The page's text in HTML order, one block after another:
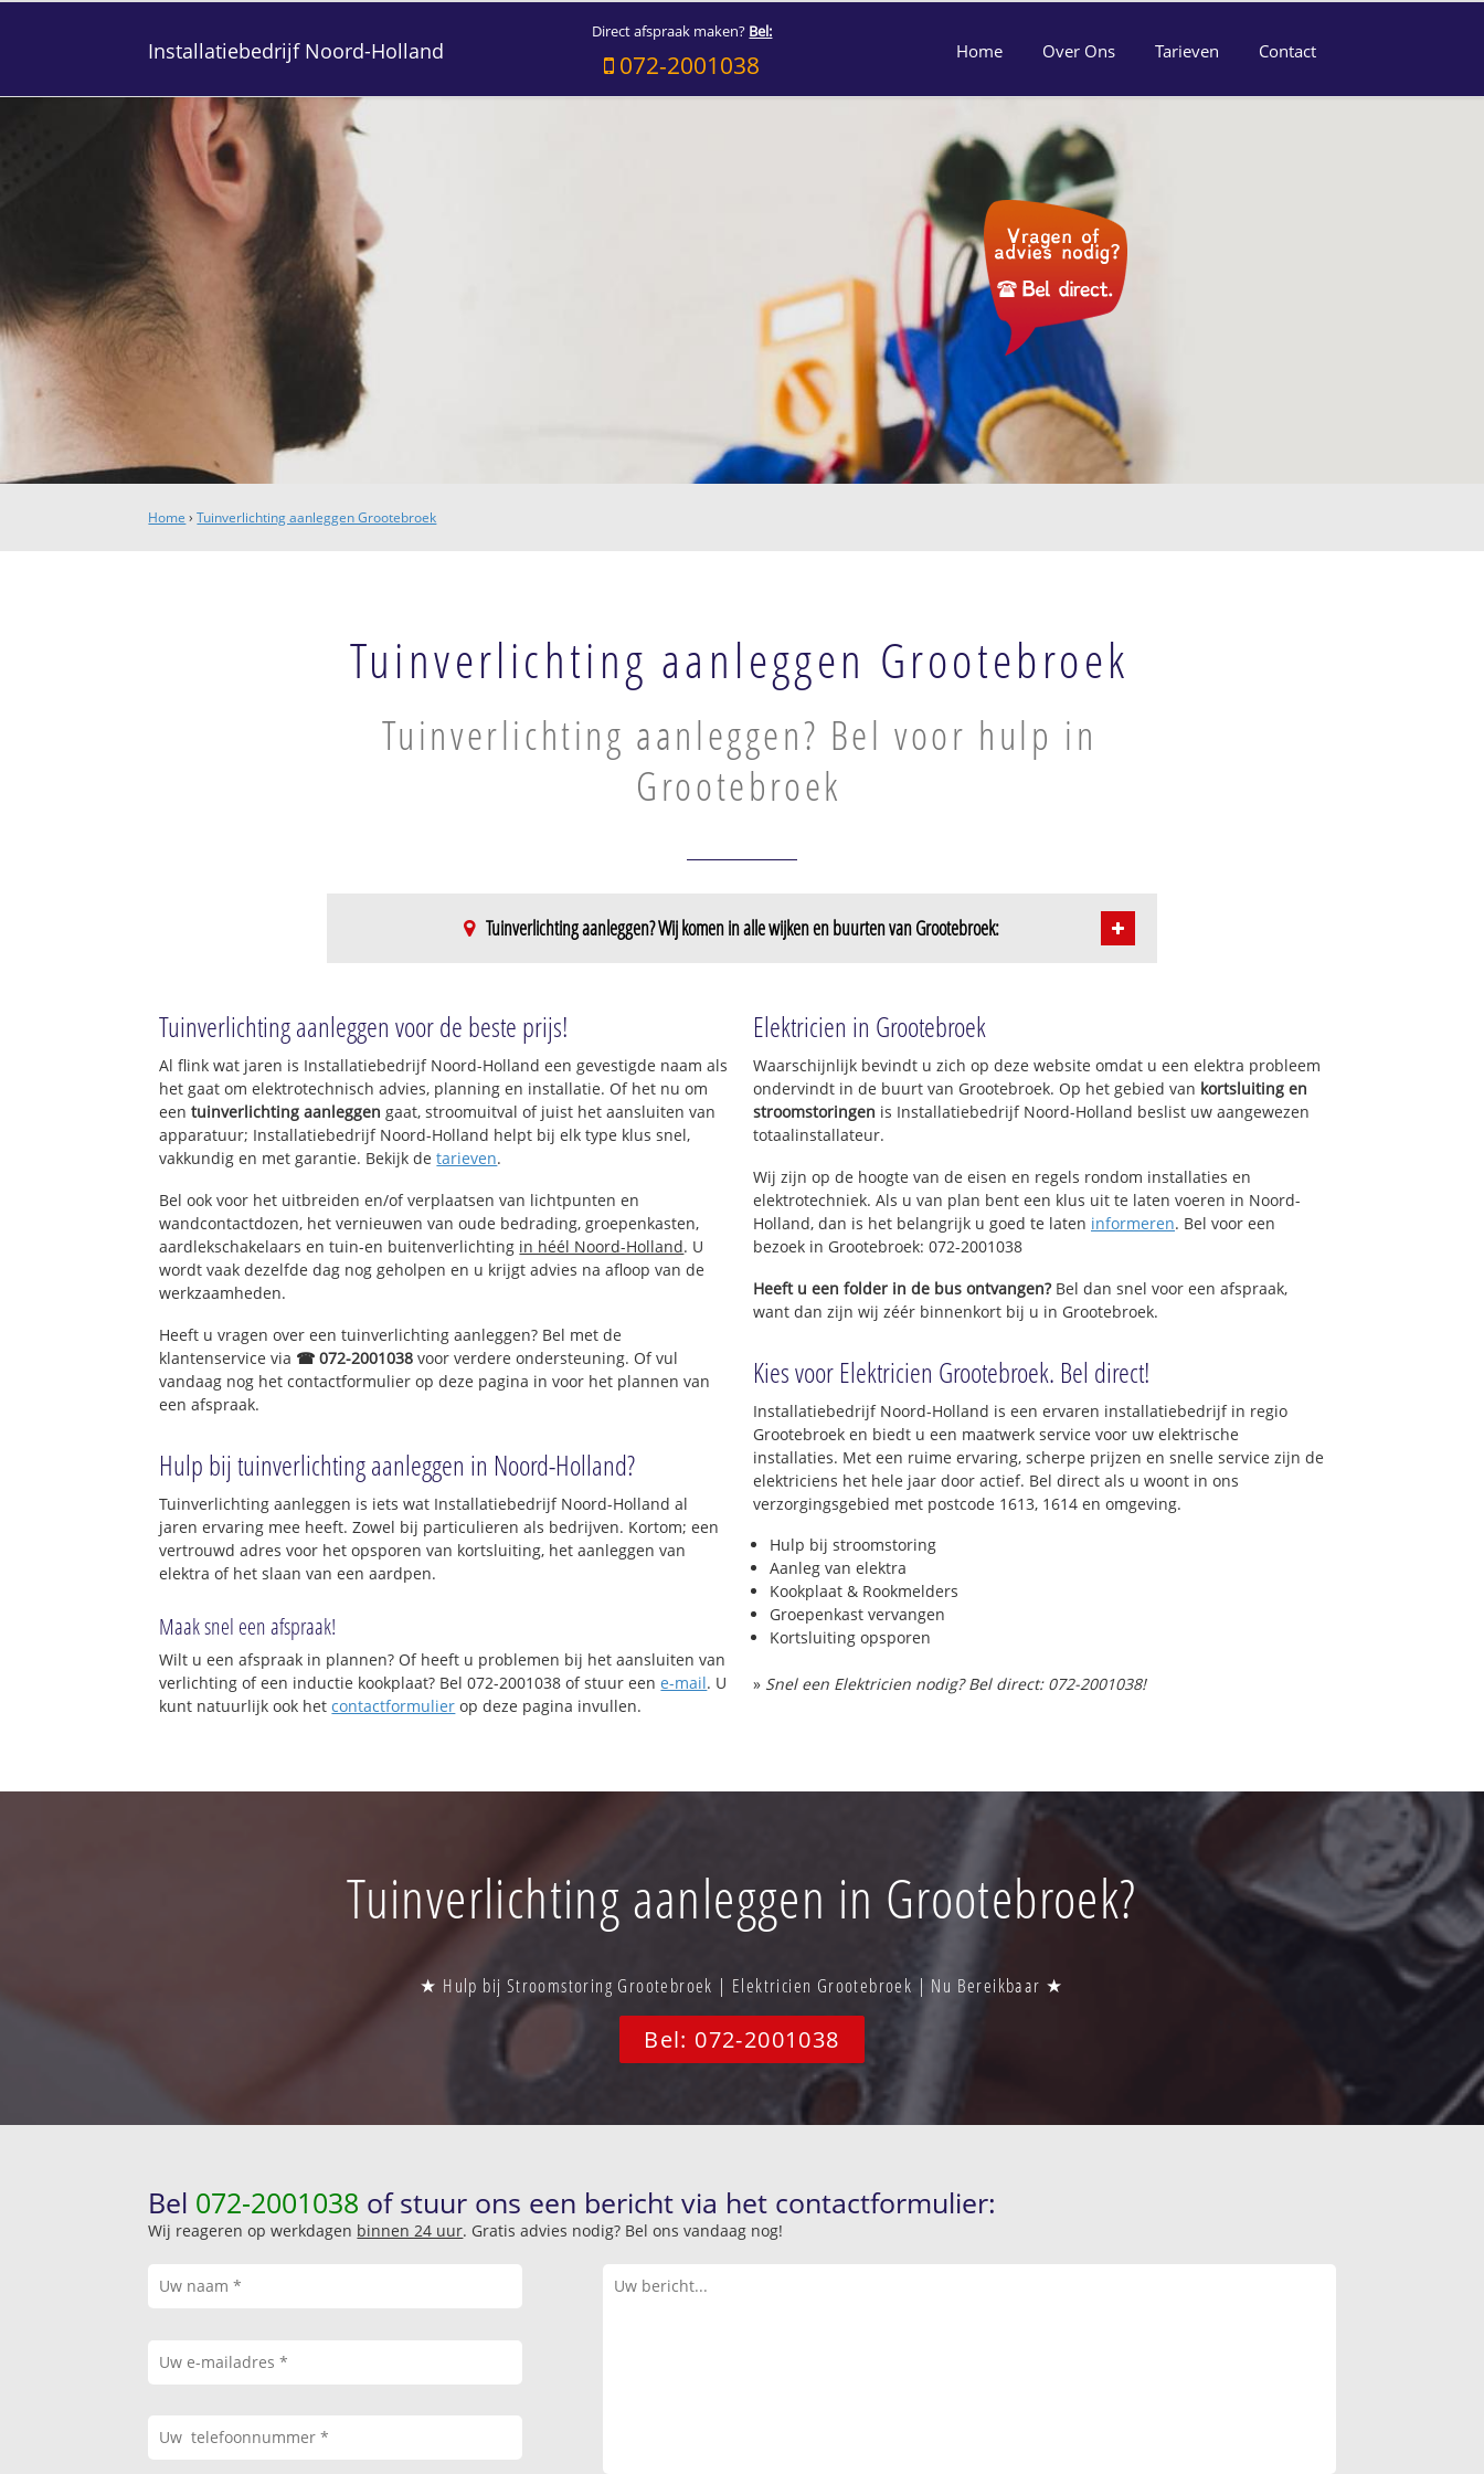
Installatiebedrijf Noord-Holland
Direct afspraak maken? Bel:
072-2001038 Home Over Ons Tarieven Contact
Home ›Tuinverlichting aanleggen Grootebroek
Tuinverlichting aanleggen Grootebroek
Tuinverlichting aanleggen? Bel voor hulp in
Grootebroek
Tuinverlichting aanleggen? Wij komen in alle wijken en buurten van Grootebroek:
Lutjebroek
Kloosterhof en Oostersluis
Tuinverlichting aanleggen voor de beste prijs!
Al flink wat jaren is Installatiebedrijf Noord-Holland een gevestigde naam als
het gaat om elektrotechnisch advies, planning en installatie. Of het nu om
eentuinverlichting aanleggen gaat, stroomuitval of juist het aansluiten van
apparatuur; Installatiebedrijf Noord-Holland helpt bij elk type klus snel,
vakkundig en met garantie. Bekijk detarieven.
Bel ook voor het uitbreiden en/of verplaatsen van lichtpunten en
wandcontactdozen, het vernieuwen van oude bedrading, groepenkasten,
aardlekschakelaars en tuin-en buitenverlichting in héél Noord-Holland. U
wordt vaak dezelfde dag nog geholpen en u krijgt advies na afloop van de
werkzaamheden.
Heeft u vragen over een tuinverlichting aanleggen? Bel met de
klantenservice via ☎ 072-2001038 voor verdere ondersteuning. Of vul
vandaag nog het contactformulier op deze pagina in voor het plannen van
een afspraak.
Hulp bij tuinverlichting aanleggen in Noord-Holland?
Tuinverlichting aanleggen is iets wat Installatiebedrijf Noord-Holland al
jaren ervaring mee heeft. Zowel bij particulieren als bedrijven. Kortom; een
vertrouwd adres voor het opsporen van kortsluiting, het aanleggen van
elektra of het slaan van een aardpen.
Maak snel een afspraak!
Wilt u een afspraak in plannen? Of heeft u problemen bij het aansluiten van
verlichting of een inductie kookplaat? Bel 072-2001038 of stuur eene-mail. U
kunt natuurlijk ook hetcontactformulier op deze pagina invullen.
Elektricien in Grootebroek
Waarschijnlijk bevindt u zich op deze website omdat u een elektra probleem
ondervindt in de buurt van Grootebroek. Op het gebied van kortsluiting en
stroomstoringen is Installatiebedrijf Noord-Holland beslist uw aangewezen
totaalinstallateur.
Wij zijn op de hoogte van de eisen en regels rondom installaties en
elektrotechniek. Als u van plan bent een klus uit te laten voeren in Noord-
Holland, dan is het belangrijk u goed te laten informeren. Bel voor een
bezoek in Grootebroek: 072-2001038
Heeft u een folder in de bus ontvangen?Bel dan snel voor een afspraak,
want dan zijn wij zéér binnenkort bij u in Grootebroek.
Kies voor Elektricien Grootebroek. Bel direct!
Installatiebedrijf Noord-Holland is een ervaren installatiebedrijf in regio
Grootebroek en biedt u een maatwerk service voor uw elektrische
installaties. Met een ruime ervaring, scherpe prijzen en snelle service zijn de
elektriciens het hele jaar door actief. Bel direct als u woont in ons
verzorgingsgebied met postcode 1613, 1614 en omgeving.
Hulp bij stroomstoring
Aanleg van elektra
Kookplaat & Rookmelders
Groepenkast vervangen
Kortsluiting opsporen
» Snel een Elektricien nodig? Bel direct: 072-2001038!
Tuinverlichting aanleggen in Grootebroek?
★ Hulp bij Stroomstoring Grootebroek | Elektricien Grootebroek | Nu Bereikbaar ★
Bel: 072-2001038
Bel 072-2001038 of stuur ons een bericht via het contactformulier:
Wij reageren op werkdagen binnen 24 uur. Gratis advies nodig? Bel ons vandaag nog!